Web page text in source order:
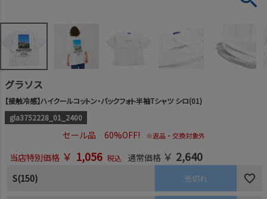
グラソス
【接触冷感】ハイクールコットン・バックフォト半袖Tシャツ シロ(01)
gla3752228_01_2400
セール品 60%OFF! ※返品・交換対象外
当店特別価格 ￥ 1,056 税込 通常価格 ￥ 2,640
S(150) 売切れ